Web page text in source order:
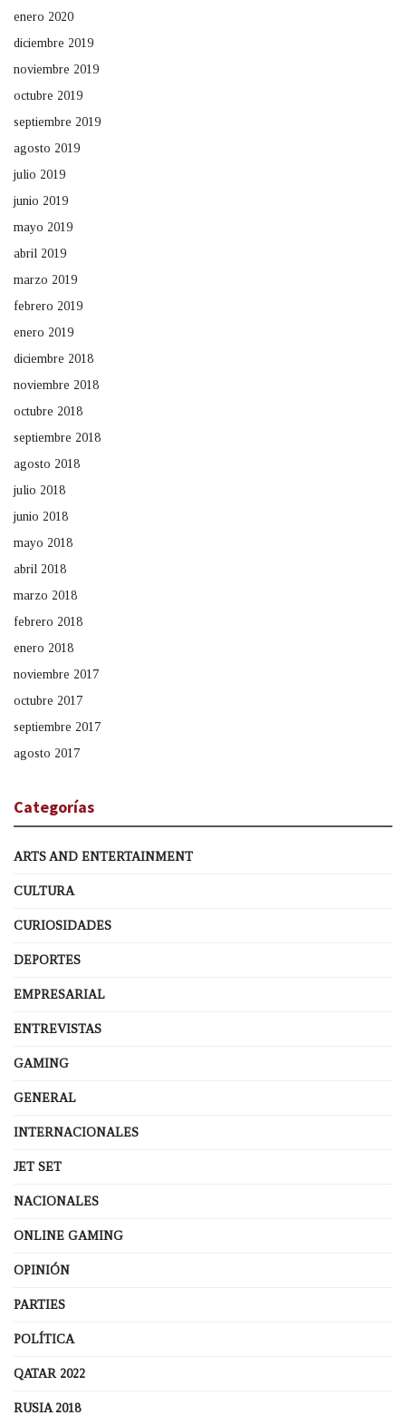
enero 2020
diciembre 2019
noviembre 2019
octubre 2019
septiembre 2019
agosto 2019
julio 2019
junio 2019
mayo 2019
abril 2019
marzo 2019
febrero 2019
enero 2019
diciembre 2018
noviembre 2018
octubre 2018
septiembre 2018
agosto 2018
julio 2018
junio 2018
mayo 2018
abril 2018
marzo 2018
febrero 2018
enero 2018
noviembre 2017
octubre 2017
septiembre 2017
agosto 2017
Categorías
ARTS AND ENTERTAINMENT
CULTURA
CURIOSIDADES
DEPORTES
EMPRESARIAL
ENTREVISTAS
GAMING
GENERAL
INTERNACIONALES
JET SET
NACIONALES
ONLINE GAMING
OPINIÓN
PARTIES
POLÍTICA
QATAR 2022
RUSIA 2018